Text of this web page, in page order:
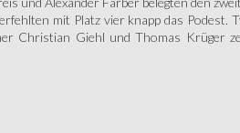
mit Platz vier knapp das Podest.
Christian Giehl und Thomas Krüger